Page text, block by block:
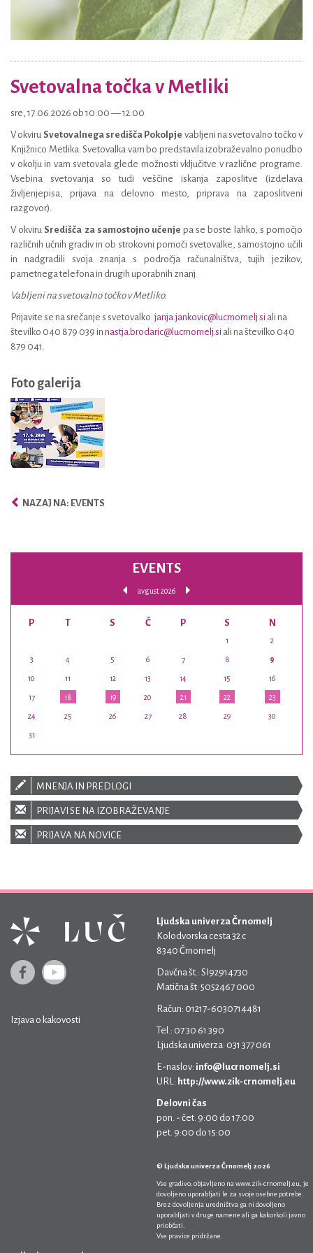
Svetovalna točka v Metliki
sre, 17.06.2026 ob 10:00 — 12:00
V okviru Svetovalnega središča Pokolpje vabljeni na svetovalno točko v
Knjižnico Metlika. Svetovalka vam bo predstavila izobraževalno ponudbo
v okolju in vam svetovala glede možnosti vključitve v različne programe.
Vsebina svetovanja so tudi veščine iskanja zaposlitve (izdelava
življenjepisa, prijava na delovno mesto, priprava na zaposlitveni
razgovor).
V okviru Središča za samostojno učenje pa se boste lahko, s pomočjo
različnih učnih gradiv in ob strokovni pomoči svetovalke, samostojno učili
in nadgradili svoja znanja s področja računalništva, tujih jezikov,
pametnega telefona in drugih uporabnih znanj.
Vabljeni na svetovalno točko v Metliko.
Prijavite se na srečanje s svetovalko:janja.jankovic@lucrnomelj.si ali na
številko 040 879 039 in nastja.brodaric@lucrnomelj.si ali na številko 040
879 041.
Foto galerija
NAZAJ NA: EVENTS
EVENTS
avgust 2026
P T S Č P S N
1 2
3 4 5 6 7 8 9
10 11 12 13 14 15 16
17 18 19 20 21 22 23
24 25 26 27 28 29 30
31
MNENJA IN PREDLOGI
PRIJAVI SE NA IZOBRAŽEVANJE
PRIJAVA NA NOVICE
Izjava o kakovosti
Ljudska univerza Črnomelj
Kolodvorska cesta 32 c
8340 Črnomelj
Davčna št.: SI92914730
Matična št: 5052467 000
Račun: 01217-6030714481
Tel.: 07 30 61 390
Ljudska univerza: 031 377 061
E-naslov: info@lucrnomelj.si
URL: http://www.zik-crnomelj.eu
Delovni čas
pon. - čet. 9:00 do 17:00
pet. 9:00 do 15:00
© Ljudska univerza Črnomelj 2026
Vse gradivo, objavljeno na www.zik-crnomelj.eu , je
dovoljeno uporabljati le za svoje osebne potrebe.
Brez dovoljenja uredništva ga ni dovoljeno
uporabljati v druge namene ali ga kakorkoli javno
priobčati.
Vse pravice pridržane.